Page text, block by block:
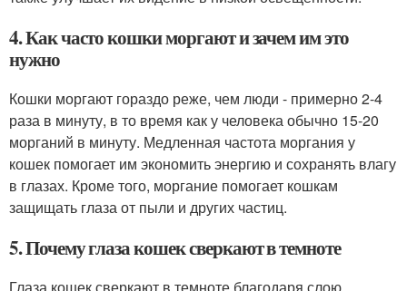
4. Как часто кошки моргают и зачем им это
нужно
Кошки моргают гораздо реже, чем люди - примерно 2-4
раза в минуту, в то время как у человека обычно 15-20
морганий в минуту. Медленная частота моргания у
кошек помогает им экономить энергию и сохранять влагу
в глазах. Кроме того, моргание помогает кошкам
защищать глаза от пыли и других частиц.
5. Почему глаза кошек сверкают в темноте
Глаза кошек сверкают в темноте благодаря слою